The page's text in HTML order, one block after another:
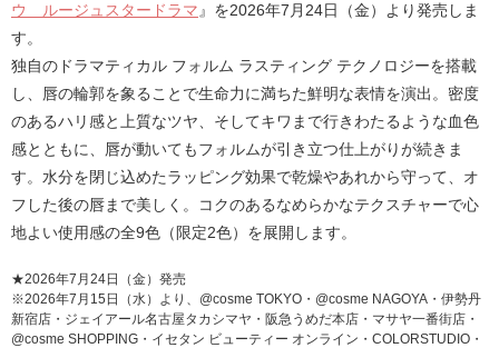
ウ ルージュスタードラマ 』を2026年7月24日（金）より発売しま
す。
独自のドラマティカル フォルム ラスティング テクノロジーを搭載
し、唇の輪郭を象ることで生命力に満ちた鮮明な表情を演出。密度
のあるハリ感と上質なツヤ、そしてキワまで行きわたるような血色
感とともに、唇が動いてもフォルムが引き立つ仕上がりが続きま
す。水分を閉じ込めたラッピング効果で乾燥やあれから守って、オ
フした後の唇まで美しく。コクのあるなめらかなテクスチャーで心
地よい使用感の全9色（限定2色）を展開します。
★2026年7月24日（金）発売
※2026年7月15日（水）より、@cosme TOKYO・@cosme NAGOYA・伊勢丹
新宿店・ジェイアール名古屋タカシマヤ・阪急うめだ本店・マサヤ一番街店・
@cosme SHOPPING・イセタン ビューティー オンライン・COLORSTUDIO・